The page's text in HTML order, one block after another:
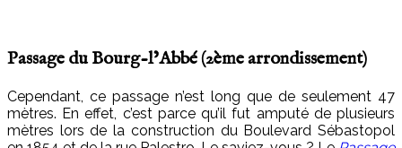
Passage du Bourg-l’Abbé (2èmearrondissement)
Cependant, ce passage n’est long que de seulement 47
mètres. En effet, c’est parce qu’il fut amputé de plusieurs
mètres lors de la construction du Boulevard Sébastopol